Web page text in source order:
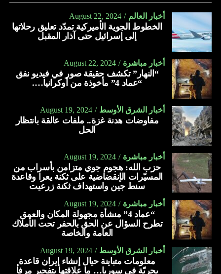
أخبار العالم August 22, 2024
الخطوط الجوية الأميركية تمدّد تعليق رحلاتها
إلى إسرائيل حتى آذار المقبل
أخبار مباشرة August 22, 2024
“النهار” تكشف حقيقة صور في فيديو نفق
“عماد 4” مأخوذة من أوكرانيا….
أخبار الشرق الأوسط August 19, 2024
مفاوضات هدنة غزة.. ملفات عالقة بانتظار
الحل
أخبار مباشرة August 19, 2024
حزب الله: هجوم جوي متزامن بأسراب من
المسيّرات الإنقضاضية على ثكنة يعرا وقاعدة
سنط جين واستهداف ثكنة زرعيت
أخبار مباشرة August 19, 2024
“عماد 4” منشأة مجهولة المكان والعمق
تطرح السؤال عن الحق بالحفر تحت الأملاك
العامة والخاصة
أخبار الشرق الأوسط August 19, 2024
معلومات متباينة حيال إنشاء إيران قاعدة
بحريّة في سوريا… ما علاقتها بتفجير مرفأ